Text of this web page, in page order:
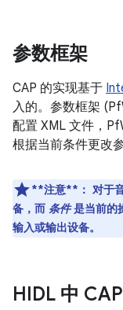
参数框架
CAP 的实现基于
入的。参数框架
配置 XML 文件，
根据当前条件更改
**注意**： 对于
备，而 条件是当前的
输入或输出设备。
HIDL 中